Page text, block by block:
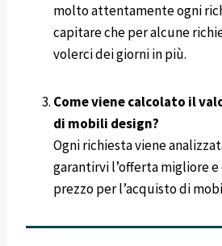
molto attentamente ogni
capitare che per alcune
volerci dei giorni in più.
Come viene calcolato il
di mobili design?
Ogni richiesta viene
garantirvi l’offerta migliore
prezzo per l’acquisto di